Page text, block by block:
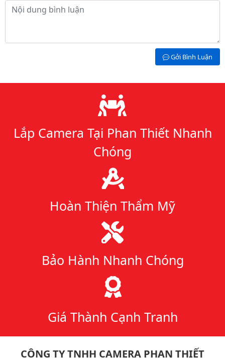
Nội dung bình luận
Gởi Bình Luận
Lý do chọn chúng tôi
Lắp Camera Tại Phan Thiết Nhanh
Chóng
Hoàn Thiện Thẩm Mỹ
Bảo Hành Nhanh Chóng
Giá Thành Cạnh Tranh
CÔNG TY TNHH CAMERA PHAN THIẾT